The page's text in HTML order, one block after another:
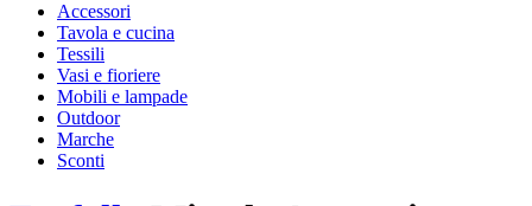
Accessori
Tavola e cucina
Tessili
Vasi e fioriere
Mobili e lampade
Outdoor
Marche
Sconti